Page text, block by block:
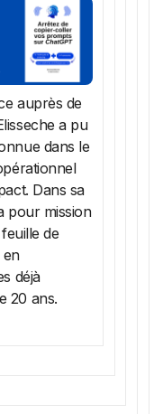
auprès de
a pu
dans le
Dans sa
pour mission
de
en
déjà
20 ans.